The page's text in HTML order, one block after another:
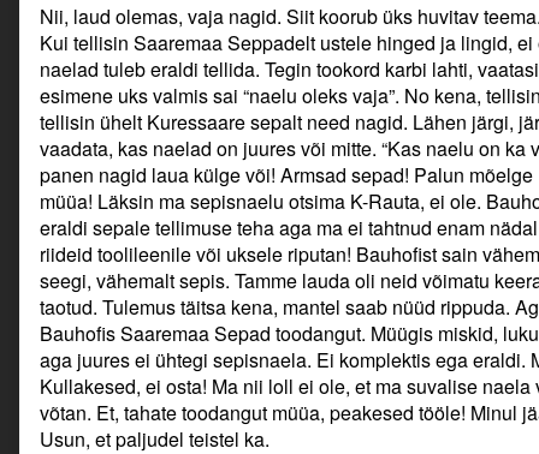
Nii, laud olemas, vaja nagid. Siit koorub üks huvitav
Kui tellisin Saaremaa Seppadelt ustele hinged ja lingid,
naelad tuleb eraldi tellida. Tegin tookord karbi lahti,
esimene uks valmis sai “naelu oleks vaja”. No kena,
tellisin ühelt Kuressaare sepalt need nagid. Lähen järgi,
vaadata, kas naelad on juures või mitte. “Kas naelu on ka
panen nagid laua külge või! Armsad sepad! Palun
müüa! Läksin ma sepisnaelu otsima K-Rauta, ei ole.
eraldi sepale tellimuse teha aga ma ei tahtnud enam
riideid toolileenile või uksele riputan! Bauhofist sain
seegi, vähemalt sepis. Tamme lauda oli neid võimatu
taotud. Tulemus täitsa kena, mantel saab nüüd rippuda.
Bauhofis Saaremaa Sepad toodangut. Müügis miskid,
aga juures ei ühtegi sepisnaela. Ei komplektis ega eraldi.
Kullakesed, ei osta! Ma nii loll ei ole, et ma suvalise
võtan. Et, tahate toodangut müüa, peakesed tööle! Minul
Usun, et paljudel teistel ka.